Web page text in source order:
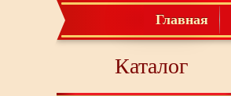
Главная
Каталог